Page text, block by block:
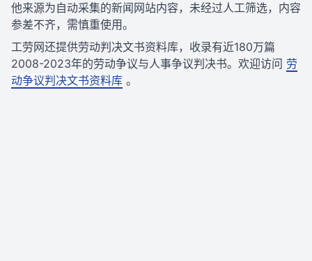
他来源为自动采集的新闻网站内容，未经过人工筛选，内容
参差不齐，需慎重使用。
工劳网还提供劳动判决文书资料库，收录有近180万篇
2008-2023年的劳动争议与人事争议判决书。欢迎访问 劳
动争议判决文书资料库 。